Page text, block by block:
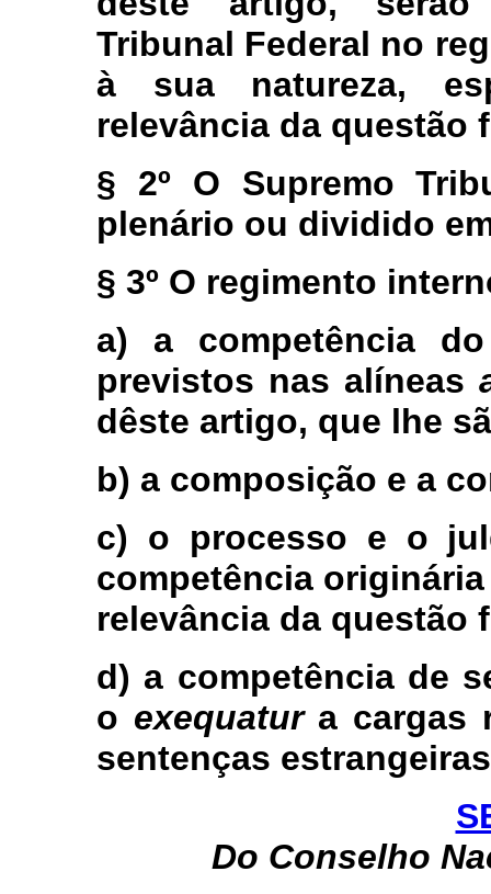
Tribunal Federal no
à sua natureza,
relevância da questão
§ 2º O Supremo
plenário ou dividido
§ 3º O regimento
a) a competência
previstos nas alíneas
dêste artigo, que lhe
b) a composição e a
c) o processo e o
competência
relevância da questão
d) a competência de
o exequatura cargas
sentenças
Do Conselho